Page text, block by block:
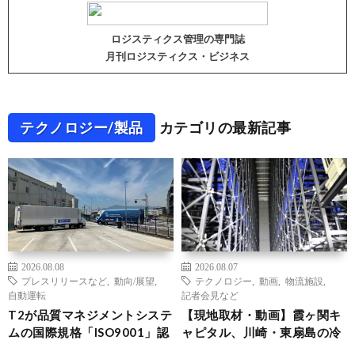
ロジスティクス管理の専門誌
月刊ロジスティクス・ビジネス
テクノロジー/製品 カテゴリの最新記事
2026.08.08
プレスリリースなど
動向/展望
自動運転
T2が品質マネジメントシステ
ムの国際規格「ISO9001」認
2026.08.07
テクノロジー
動画 物流施設
記者会見など
【現地取材・動画】霞ヶ関キ
ャピタル、川崎・東扇島の冷